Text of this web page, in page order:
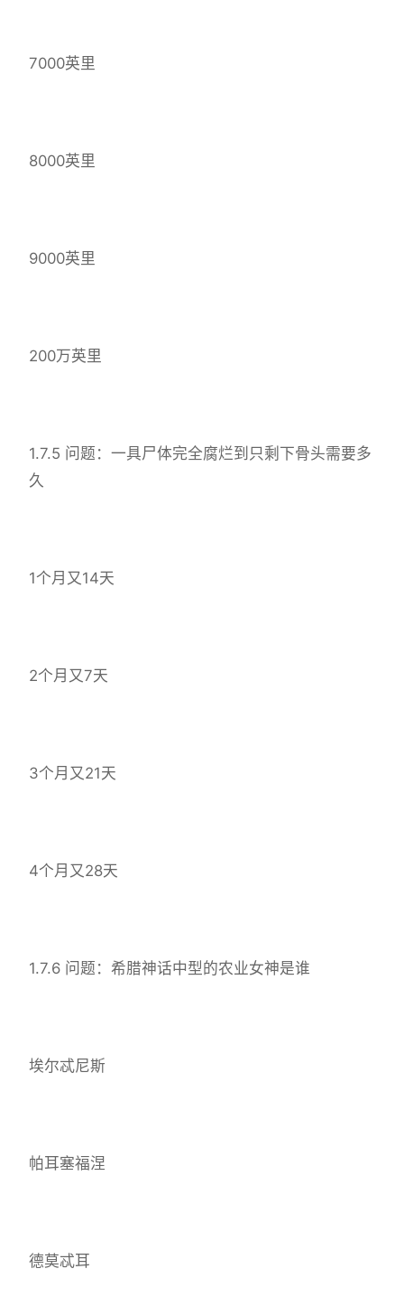
7000英里
8000英里
9000英里
200万英里
1.7.5 问题：一具尸体完全腐烂到只剩下骨头需要多
久
1个月又14天
2个月又7天
3个月又21天
4个月又28天
1.7.6 问题：希腊神话中型的农业女神是谁
埃尔忒尼斯
帕耳塞福涅
德莫忒耳